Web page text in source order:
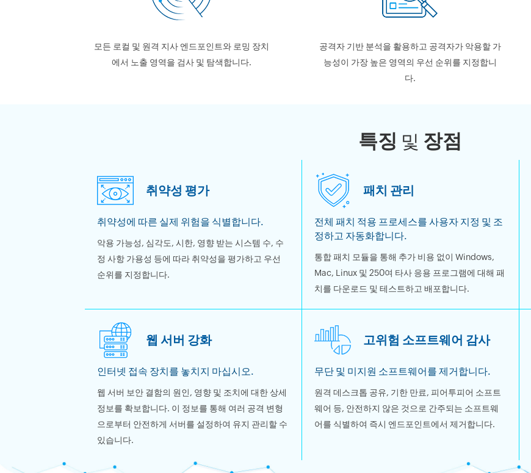
모든 로컬 및 원격 지사 엔드포인트와 로밍 장치
에서 노출 영역을 검사 및 탐색합니다.
공격자 기반 분석을 활용하고 공격자가 악용할 가
능성이 가장 높은 영역의 우선 순위를 지정합니
다.
특징 및 장점
취약성 평가
취약성에 따른 실제 위험을 식별합니다.
악용 가능성, 심각도, 시한, 영향 받는 시스템 수, 수
정 사항 가용성 등에 따라 취약성을 평가하고 우선
순위를 지정합니다.
패치 관리
전체 패치 적용 프로세스를 사용자 지정 및 조
정하고 자동화합니다.
통합 패치 모듈을 통해 추가 비용 없이 Windows,
Mac, Linux 및 250여 타사 응용 프로그램에 대해 패
치를 다운로드 및 테스트하고 배포합니다.
웹 서버 강화
인터넷 접속 장치를 놓치지 마십시오.
웹 서버 보안 결함의 원인, 영향 및 조치에 대한 상세
정보를 확보합니다. 이 정보를 통해 여러 공격 변형
으로부터 안전하게 서버를 설정하여 유지 관리할 수
있습니다.
고위험 소프트웨어 감사
무단 및 미지원 소프트웨어를 제거합니다.
원격 데스크톱 공유, 기한 만료, 피어투피어 소프트
웨어 등, 안전하지 않은 것으로 간주되는 소프트웨
어를 식별하여 즉시 엔드포인트에서 제거합니다.